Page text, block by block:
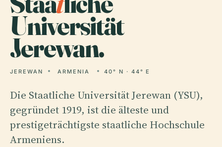
Universität
Jerewan.
JEREWAN ARMENIA 40° N · 44° E
Die Staatliche Universität Jerewan (YSU),
gegründet 1919, ist die älteste und
prestigeträchtigste staatliche Hochschule
Armeniens.